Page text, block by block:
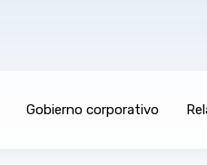
Gobierno corporativo